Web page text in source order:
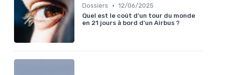
Dossiers • 12/06/2025
Quel est le coût d'un tour du monde
en 21 jours à bord d'un Airbus ?